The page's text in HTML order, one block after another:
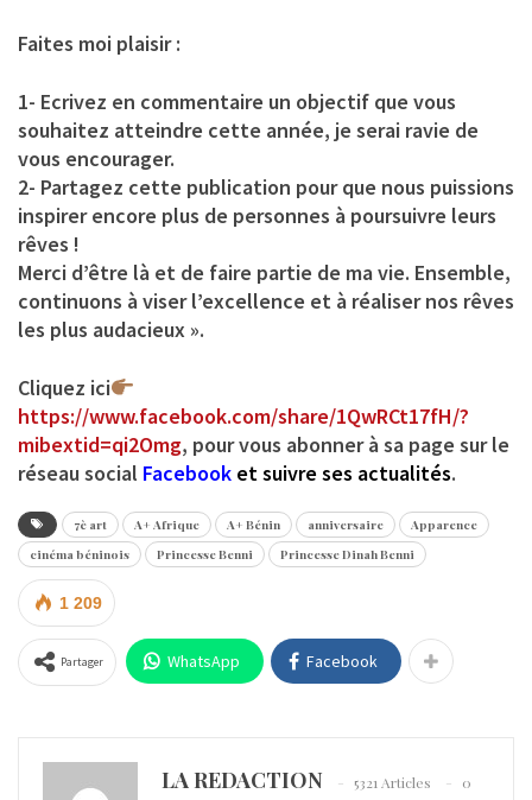
Faites moi plaisir :
1- Ecrivez en commentaire un objectif que vous
souhaitez atteindre cette année, je serai ravie de
vous encourager.
2- Partagez cette publication pour que nous puissions
inspirer encore plus de personnes à poursuivre leurs
rêves !
Merci d’être là et de faire partie de ma vie. Ensemble,
continuons à viser l’excellence et à réaliser nos rêves
les plus audacieux ».
Cliquez ici
https://www.facebook.com/share/1QwRCt17fH/?
mibextid=qi2Omg, pour vous abonner à sa page sur le
réseau social Facebook etsuivre ses actualités.
7è art A+ Afrique A+ Bénin anniversaire
Apparence
cinéma béninois
Princesse Benni Princesse Dinah Benni
1 209
Partager WhatsApp Facebook
LA REDACTION 5321 Articles 0